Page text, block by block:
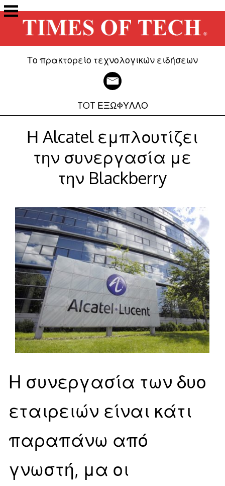
Μετάβαση
στο
περιεχόμενο
Το πρακτορείο τεχνολογικών ειδήσεων
TOT ΕΞΩΦΥΛΛΟ
Η Alcatel εμπλουτίζει
την συνεργασία με
την Blackberry
Η συνεργασία των δυο
εταιρειών είναι κάτι
παραπάνω από
γνωστή, μα οι